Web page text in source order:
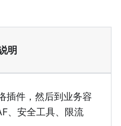
明
插件，然后到业务容
、安全工具、限流